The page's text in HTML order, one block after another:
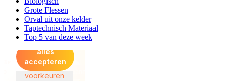
Grote Flessen
Orval uit onze kelder
Taptechnisch Materiaal
Top 5 van deze week